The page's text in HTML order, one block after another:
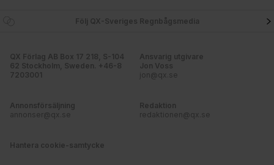
Följ QX-Sveriges Regnbågsmedia
QX Förlag AB Box 17 218, S-104
62 Stockholm, Sweden. +46-8
7203001
Ansvarig utgivare
Jon Voss
jon@qx.se
Annonsförsäljning
annonser@qx.se
Redaktion
redaktionen@qx.se
Hantera cookie-samtycke